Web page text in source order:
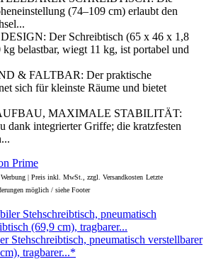
(74–109 cm) erlaubt den
Der Schreibtisch (65 x 46 x 1,8
belastbar, wiegt 11 kg, ist portabel und
& FALTBAR: Der praktische
sich für kleinste Räume und bietet
MAXIMALE STABILITÄT:
dank integrierter Griffe; die kratzfesten
Werbung | Preis inkl. MwSt., zzgl. Versandkosten Letzte
möglich / siehe Footer
Stehschreibtisch, pneumatisch verstellbarer
tragbarer...*